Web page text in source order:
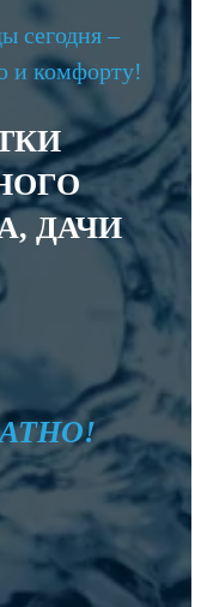
сегодня –
и комфорту!
ДАЧИ